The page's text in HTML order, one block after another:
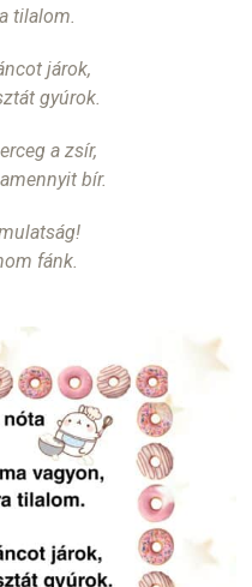
tilalom.
járok,
gyúrok.
a zsír,
bír.
fánk.